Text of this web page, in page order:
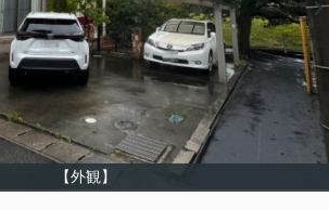
【外観】